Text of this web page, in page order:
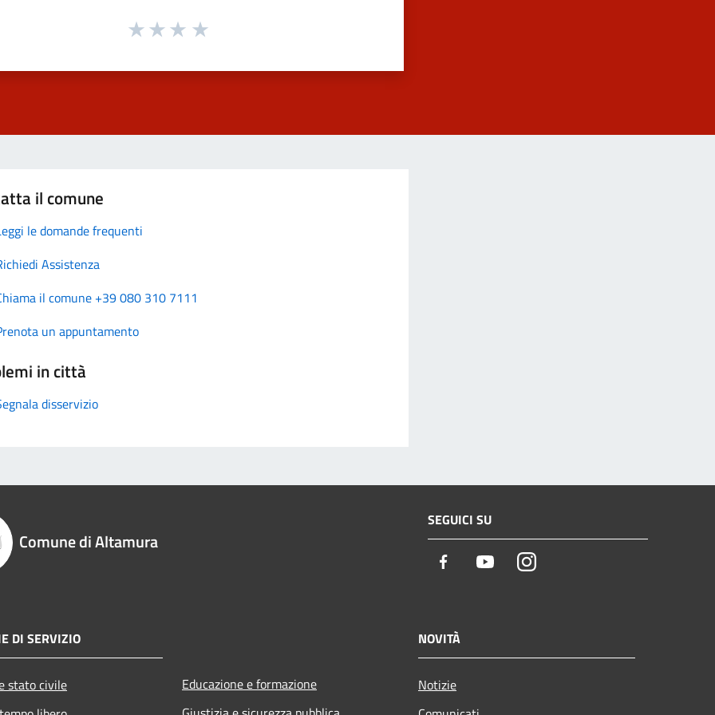
il comune
le domande frequenti
Assistenza
il comune +39 080 310 7111
un appuntamento
in città
disservizio
Comune di Altamura
SEGUICI SU
Facebook YoutubeInstagram
DI SERVIZIO
stato civile
Educazione e formazione
NOVITÀ
Notizie